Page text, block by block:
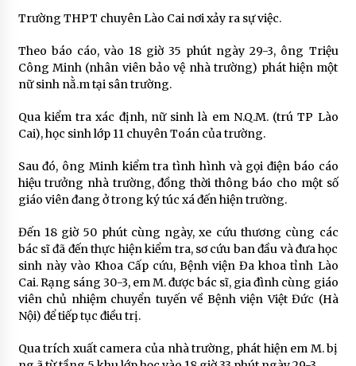
Trường THPT chuyên Lào Cai nơi xảy ra sự việc.
Theo báo cáo, vào 18 giờ 35 phút ngày 29-3, ông Triệu
Công Minh (nhân viên bảo vệ nhà trường) phát hiện một
nữ sinh nằ.m tại sân trường.
Qua kiểm tra xác định, nữ sinh là em N.Q.M. (trú TP Lào
Cai), học sinh lớp 11 chuyên Toán của trường.
Sau đó, ông Minh kiểm tra tình hình và gọi điện báo cáo
hiệu trưởng nhà trường, đồng thời thông báo cho một số
giáo viên đang ở trong ký túc xá đến hiện trường.
Đến 18 giờ 50 phút cùng ngày, xe cứu thương cùng các
bác sĩ đã đến thực hiện kiểm tra, sơ cứu ban đầu và đưa học
sinh này vào Khoa Cấp cứu, Bệnh viện Đa khoa tỉnh Lào
Cai. Rạng sáng 30-3, em M. được bác sĩ, gia đình cùng giáo
viên chủ nhiệm chuyển tuyến về Bệnh viện Việt Đức (Hà
Nội) để tiếp tục điều trị.
Qua trích xuất camera của nhà trường, phát hiện em M. bị